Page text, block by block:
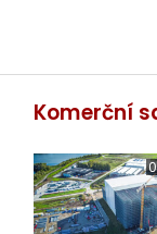
Komerční